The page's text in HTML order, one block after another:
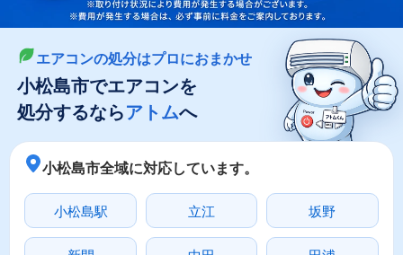
エアコンの処分はプロにおまかせ
小松島市でエアコンを
処分するならアトムへ
小松島市全域に対応しています。
小松島駅 立江 坂野